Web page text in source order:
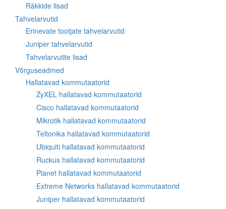
Räkkide lisad
Tahvelarvutid
Erinevate tootjate tahvelarvutid
Juniper tahvelarvutid
Tahvelarvutite lisad
Võrguseadmed
Hallatavad kommutaatorid
ZyXEL hallatavad kommutaatorid
Cisco hallatavad kommutaatorid
Mikrotik hallatavad kommutaatorid
Teltonika hallatavad kommutaatorid
Ubiquiti hallatavad kommutaatorid
Ruckus hallatavad kommutaatorid
Planet hallatavad kommutaatorid
Extreme Networks hallatavad kommutaatorid
Juniper hallatavad kommutaatorid